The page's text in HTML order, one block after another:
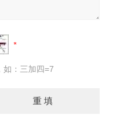
如：三加四=7